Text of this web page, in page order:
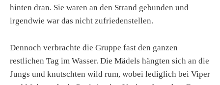
hinten dran. Sie waren an den Strand gebunden und
irgendwie war das nicht zufriedenstellen.
Dennoch verbrachte die Gruppe fast den ganzen
restlichen Tag im Wasser. Die Mädels hängten sich an die
Jungs und knutschten wild rum, wobei lediglich bei Viper